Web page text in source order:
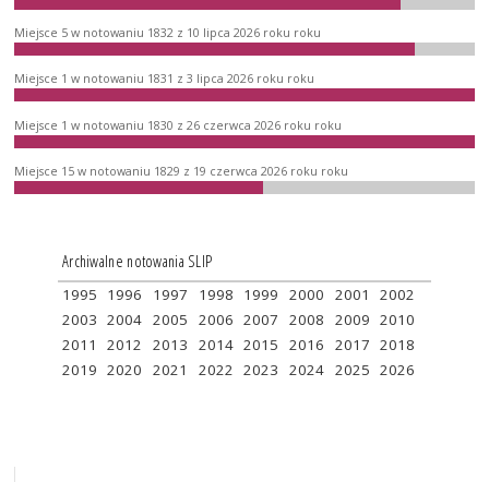
Miejsce 5 w notowaniu 1832 z 10 lipca 2026 roku roku
Miejsce 1 w notowaniu 1831 z 3 lipca 2026 roku roku
Miejsce 1 w notowaniu 1830 z 26 czerwca 2026 roku roku
Miejsce 15 w notowaniu 1829 z 19 czerwca 2026 roku roku
Archiwalne notowania SLIP
1995 1996 1997 1998 1999 2000 2001
2002
2003 2004 2005 2006 2007 2008 2009 2010
2011
2012 2013 2014 2015 2016 2017 2018
2019 2020 2021 2022 2023 2024 2025 2026